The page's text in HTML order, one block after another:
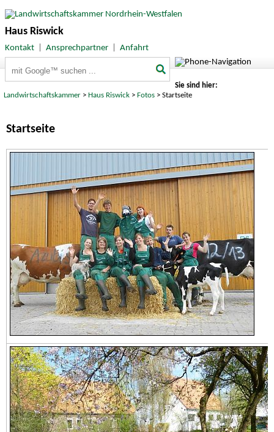
Haus Riswick
Kontakt| Ansprechpartner| Anfahrt
Sie sind hier:
Landwirtschaftskammer > Haus Riswick > Fotos > Startseite
Startseite